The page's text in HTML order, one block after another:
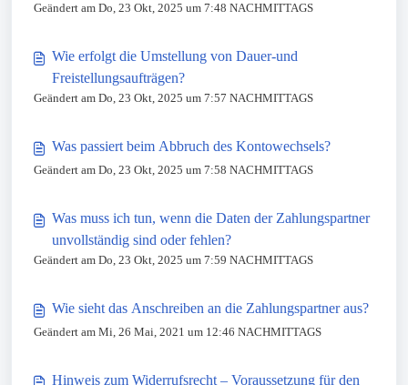
Geändert am Do, 23 Okt, 2025 um 7:48 NACHMITTAGS
Wie erfolgt die Umstellung von Dauer-und
Freistellungsaufträgen?
Geändert am Do, 23 Okt, 2025 um 7:57 NACHMITTAGS
Was passiert beim Abbruch des Kontowechsels?
Geändert am Do, 23 Okt, 2025 um 7:58 NACHMITTAGS
Was muss ich tun, wenn die Daten der Zahlungspartner
unvollständig sind oder fehlen?
Geändert am Do, 23 Okt, 2025 um 7:59 NACHMITTAGS
Wie sieht das Anschreiben an die Zahlungspartner aus?
Geändert am Mi, 26 Mai, 2021 um 12:46 NACHMITTAGS
Hinweis zum Widerrufsrecht – Voraussetzung für den